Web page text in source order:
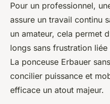
Pour un professionnel,
assure un travail continu
un amateur, cela permet
longs sans frustration
La ponceuse Erbauer
concilier puissance et
efficace un atout majeur.